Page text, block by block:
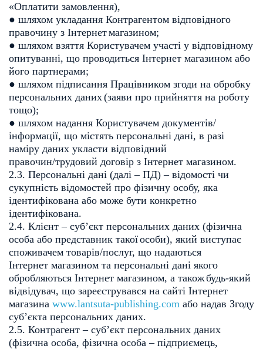
«Оплатити замовлення),
● шляхом укладання Контрагентом відповідного
правочину з Інтернетмагазином;
● шляхом взяття Користувачем участі у відповідному
опитуванні, що проводиться Інтернет магазином або
його партнерами;
● шляхом підписання Працівником згоди на обробку
персональних даних(заяви про прийняття на роботу
тощо);
● шляхом надання Користувачем документів/
інформації, що містять персональні дані, в разі
наміру даних укласти відповідний
правочин/трудовий договір з Інтернет магазином.
2.3. Персональні дані (далі – ПД) – відомості чи
сукупність відомостей про фізичну особу, яка
ідентифікована або може бути конкретно
ідентифікована.
2.4. Клієнт – суб’єкт персональних даних (фізична
особа або представник такоїособи), який виступає
споживачем товарів/послуг, що надаються
Інтернет магазином та персональні дані якого
обробляються Інтернет магазином, а такожбудь-який
відвідувач, що зареєструвався на сайті Інтернет
магазина www.lantsuta-publishing.com або надав Згоду
субʼєкта персональних даних.
2.5. Контрагент – суб’єкт персональних даних
(фізична особа, фізична особа – підприємець,